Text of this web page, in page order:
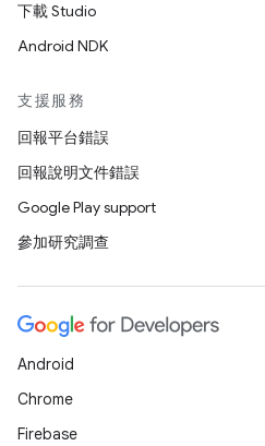
下載 Studio
Android NDK
支援服務
回報平台錯誤
回報說明文件錯誤
Google Play support
參加研究調查
Android
Chrome
Firebase